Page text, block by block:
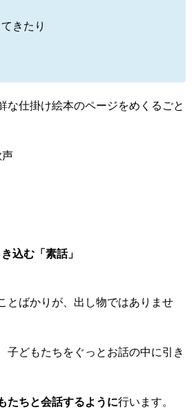
きたり
な仕掛け絵本のページをめくるごと
声
込む「素話」
とばかりが、出し物ではありませ
子どもたちをぐっとお話の中に引き
たちと会話するように行います。